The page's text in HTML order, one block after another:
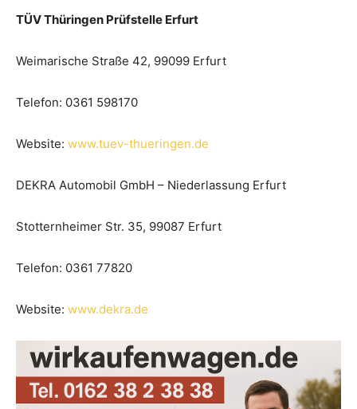
TÜV Thüringen Prüfstelle Erfurt
Weimarische Straße 42, 99099 Erfurt
Telefon: 0361 598170
Website: www.tuev-thueringen.de
DEKRA Automobil GmbH – Niederlassung Erfurt
Stotternheimer Str. 35, 99087 Erfurt
Telefon: 0361 77820
Website: www.dekra.de